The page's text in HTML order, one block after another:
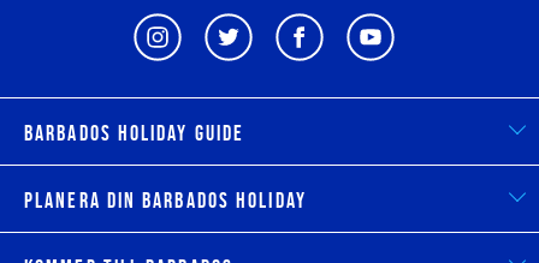
Barbados Holiday Guide
Planera din Barbados Holiday